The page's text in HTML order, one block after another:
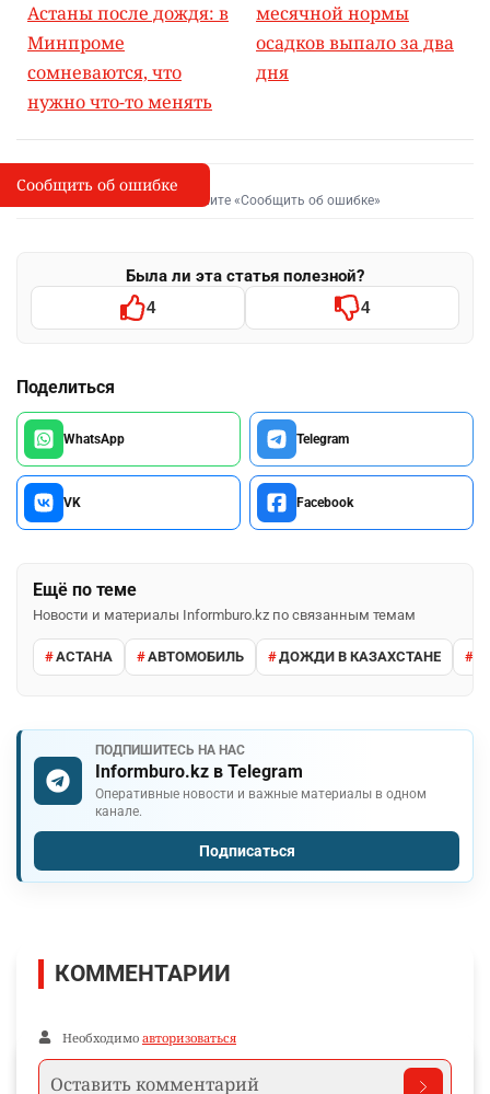
Астаны после дождя: в
Минпроме
сомневаются, что
нужно что-то менять
месячной нормы
осадков выпало за два
дня
I
Сообщить об опечатке
Выделите фрагмент и нажмите «Сообщить об ошибке»
Была ли эта статья полезной?
4 4
Поделиться
WhatsApp Telegram
VK Facebook
Ещё по теме
Новости и материалы Informburo.kz по связанным темам
АСТАНА АВТОМОБИЛЬ ДОЖДИ В КАЗАХСТАНЕ
ПОДПИШИТЕСЬ НА НАС
Informburo.kz в Telegram
Оперативные новости и важные материалы в одном
канале.
Подписаться
Сообщить об ошибке
КОММЕНТАРИИ
Необходимо авторизоваться